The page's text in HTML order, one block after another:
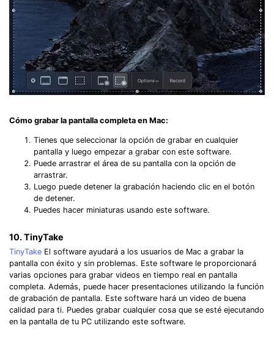
Cómo grabar la pantalla completa en Mac:
Tienes que seleccionar la opción de grabar en cualquier
pantalla y luego empezar a grabar con este software.
Puede arrastrar el área de su pantalla con la opción de
arrastrar.
Luego puede detener la grabación haciendo clic en el botón
de detener.
Puedes hacer miniaturas usando este software.
10. TinyTake
TinyTake El software ayudará a los usuarios de Mac a grabar la
pantalla con éxito y sin problemas. Este software le proporcionará
varias opciones para grabar videos en tiempo real en pantalla
completa. Además, puede hacer presentaciones utilizando la función
de grabación de pantalla. Este software hará un video de buena
calidad para ti. Puedes grabar cualquier cosa que se esté ejecutando
en la pantalla de tu PC utilizando este software.